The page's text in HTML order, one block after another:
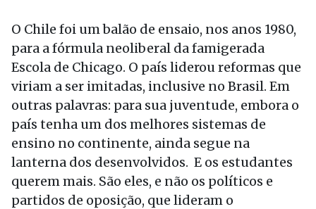
O Chile foi um balão de ensaio, nos anos 1980,
para a fórmula neoliberal da famigerada
Escola de Chicago. O país liderou reformas que
viriam a ser imitadas, inclusive no Brasil. Em
outras palavras: para sua juventude, embora o
país tenha um dos melhores sistemas de
ensino no continente, ainda segue na
lanterna dos desenvolvidos. E os estudantes
querem mais. São eles, e não os políticos e
partidos de oposição, que lideram o